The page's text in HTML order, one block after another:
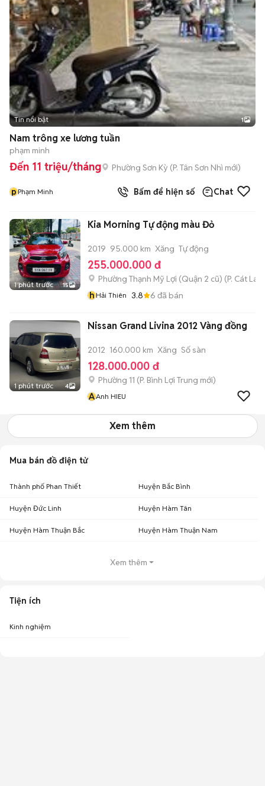
Tin nổi bật 1
Nam trông xe lương tuần
phạm minh
Đến 11 triệu/tháng Phường Sơn Kỳ (P. Tân Sơn Nhì mới)
pPhạm Minh Bấm để hiện số Chat
1 phút trước 15
Kia Morning Tự động màu Đỏ
2019 95.000 km Xăng Tự động
255.000.000 đ
Phường Thạnh Mỹ Lợi (Quận 2 cũ) (P. Cát Lái
hHải Thiên 3.8 6 đã bán
1 phút trước 4
Nissan Grand Livina 2012 Vàng đồng
2012 160.000 km Xăng Số sàn
128.000.000 đ
Phường 11 (P. Bình Lợi Trung mới)
AAnh HIEU
Xem thêm
Mua bán đồ điện tử
Thành phố Phan Thiết Huyện Bắc Bình
Huyện Đức Linh Huyện Hàm Tân
Huyện Hàm Thuận Bắc Huyện Hàm Thuận Nam
Xem thêm
Tiện ích
Kinh nghiệm